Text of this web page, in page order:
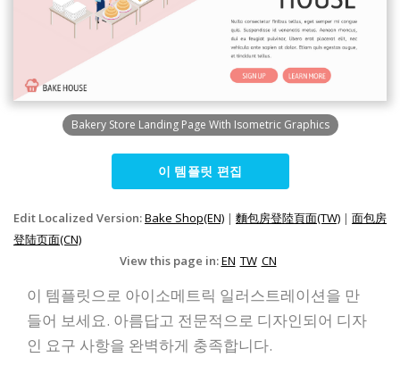
Bakery Store Landing Page With Isometric Graphics
이 템플릿 편집
Edit Localized Version:Bake Shop(EN) | 麵包房登陸頁面(TW) | 面包房
登陆页面(CN)
View this page in:EN TW CN
이 템플릿으로 아이소메트릭 일러스트레이션을 만
들어 보세요. 아름답고 전문적으로 디자인되어 디자
인 요구 사항을 완벽하게 충족합니다.